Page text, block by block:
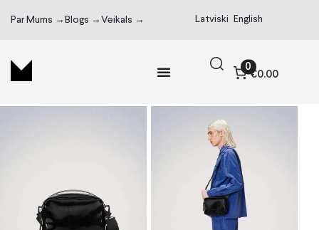
Par Mums → Blogs → Veikals → Latviski English
0
€0.00